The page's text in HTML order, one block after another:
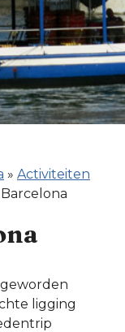
» Activiteiten
ligging